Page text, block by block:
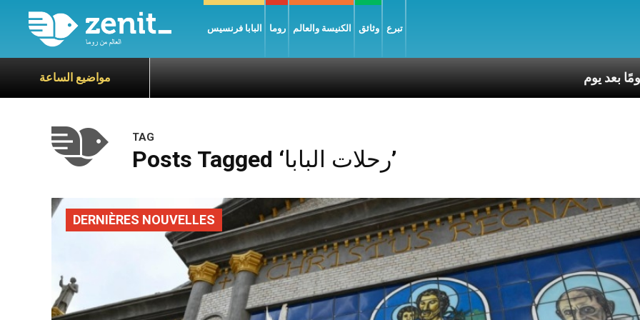
البابا فرنسيس روما الكنيسة والعالم وثائق تبرع
مواضيع الساعة
TAG
Posts Tagged ‘رحلات البابا’
DERNIÈRES NOUVELLES